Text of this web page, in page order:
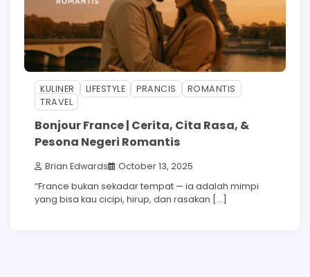
KULINER LIFESTYLE PRANCIS
ROMANTIS
TRAVEL
Bonjour France | Cerita, Cita Rasa, &
Pesona Negeri Romantis
Brian Edwards October 13, 2025
“France bukan sekadar tempat — ia adalah mimpi
yang bisa kau cicipi, hirup, dan rasakan […]